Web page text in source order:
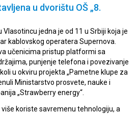
u dvorištu OŠ „8.
Vlasotincu jedna je od 11 u Srbiji koja je
kablovskog operatera Supernova.
učenicima pristup platformi sa
punjenje telefona i povezivanje
u okviru projekta „Pametne klupe za
Ministarstvo prosvete, nauke i
„Strawberry energy“.
koriste savremenu tehnologiju, a